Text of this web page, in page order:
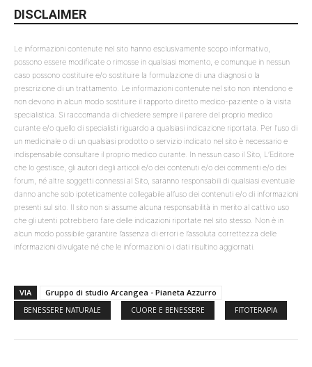
DISCLAIMER
Le informazioni contenute nel sito hanno esclusivamente scopo informativo,
possono essere modificate o rimosse in qualsiasi momento, e comunque in nessun
caso possono costituire e/o sostituire la formulazione di una diagnosi o la
prescrizione di un trattamento. Le informazioni contenute nel sito non intendono e
non devono in alcun modo sostituire il rapporto diretto medico-paziente o la visita
specialistica. Si raccomanda di chiedere sempre il parere del proprio medico
curante e/o quello di specialisti riguardo a qualsiasi indicazione riportata. Per l’uso di
un medicinale o di un qualsiasi prodotto o servizio indicato nel sito è necessario e
indispensabile consultare il proprio medico curante. In nessun caso il Sito, L’Editore
che lo gestisce, gli autori degli articoli e/o dei contenuti e/o dei commenti e/o dei
forum, né altre soggetti connessi al Sito, saranno responsabili di qualsiasi eventuale
danno anche solo ipoteticamente collegabile all’uso dei contenuti e/o di informazioni
presenti sul sito. Il sito non si assume alcuna responsabilità in merito al cattivo uso
che gli utenti potrebbero fare delle indicazioni riportate nel sito stesso. Non è in
alcun modo possibile garantire l’assenza di errori e l’assoluta correttezza delle
informazioni divulgate né che le informazioni o i dati risultino aggiornati.
VIA Gruppo di studio Arcangea - Pianeta Azzurro
BENESSERE NATURALE CUORE E BENESSERE FITOTERAPIA